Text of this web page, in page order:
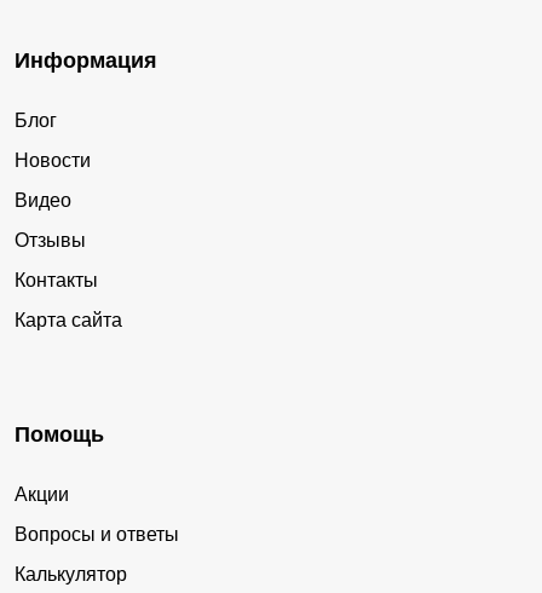
Информация
Блог
Новости
Видео
Отзывы
Контакты
Карта сайта
Помощь
Акции
Вопросы и ответы
Калькулятор